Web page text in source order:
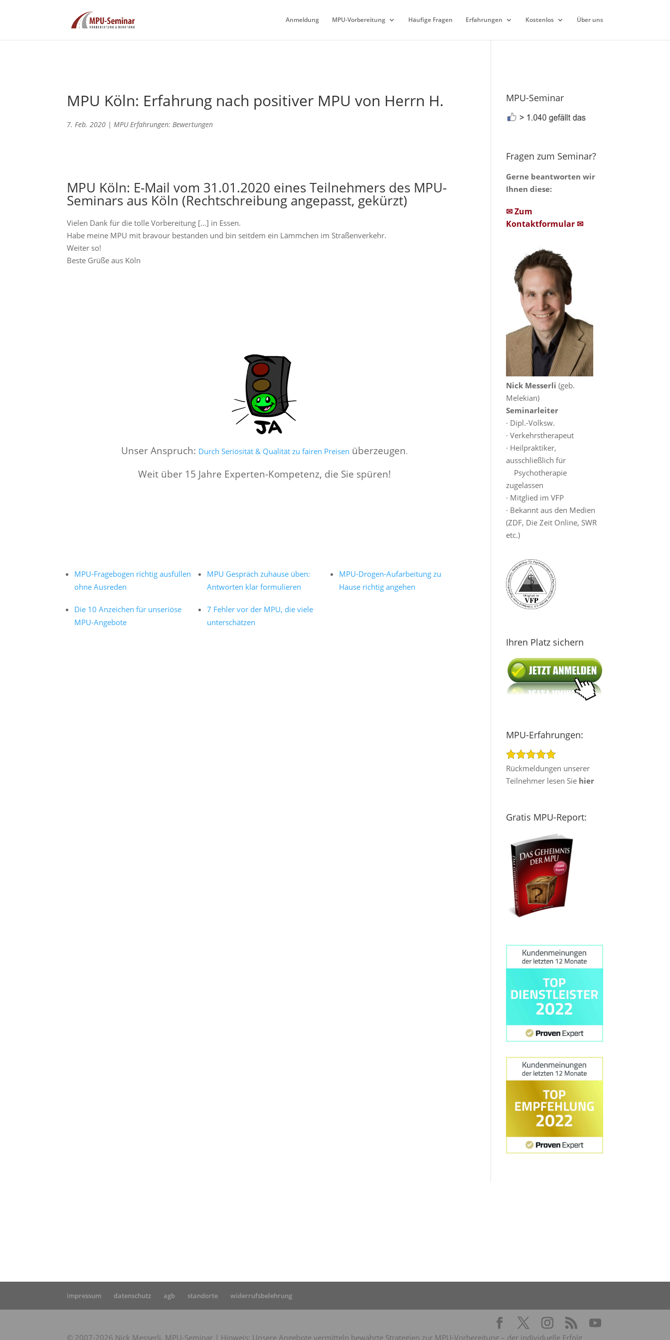
Anmeldung MPU-Vorbereitung Häufige Fragen Erfahrungen Kostenlos Über uns
MPU Köln: Erfahrung nach positiver MPU von Herrn H.
7. Feb. 2020 |MPU Erfahrungen: Bewertungen
MPU Köln: E-Mail vom 31.01.2020 eines Teilnehmers des MPU-
Seminars aus Köln (Rechtschreibung angepasst, gekürzt)
Vielen Dank für die tolle Vorbereitung […] in Essen.
Habe meine MPU mit bravour bestanden und bin seitdem ein Lämmchen im Straßenverkehr.
Weiter so!
Beste Grüße aus Köln
Unser Anspruch: Durch Seriösität & Qualität zu fairen Preisen überzeugen.
Weit über 15 Jahre Experten-Kompetenz, die Sie spüren!
MPU-Fragebogen richtig ausfüllen
ohne Ausreden
MPU Gespräch zuhause üben:
Antworten klar formulieren
MPU-Drogen-Aufarbeitung zu
Hause richtig angehen
Die 10 Anzeichen für unseriöse
MPU-Angebote
7 Fehler vor der MPU, die viele
unterschätzen
MPU-Seminar
Fragen zum Seminar?
Gerne beantworten wir
Ihnen diese:
✉ Zum
Kontaktformular ✉
Nick Messerli (geb.
Melekian)
Seminarleiter
· Dipl.-Volksw.
· Verkehrstherapeut
· Heilpraktiker,
ausschließlich für
Psychotherapie
zugelassen
· Mitglied im VFP
· Bekannt aus den Medien
(ZDF, Die Zeit Online, SWR
etc.)
Ihren Platz sichern
MPU-Erfahrungen:
Rückmeldungen unserer
Teilnehmer lesen Sie hier
Gratis MPU-Report:
impressum datenschutz agb standorte widerrufsbelehrung
© 2007-2026 Nick Messerli, MPU-Seminar | Hinweis: Unsere Angebote vermitteln bewährte Strategien zur MPU-Vorbereitung – der individuelle Erfolg